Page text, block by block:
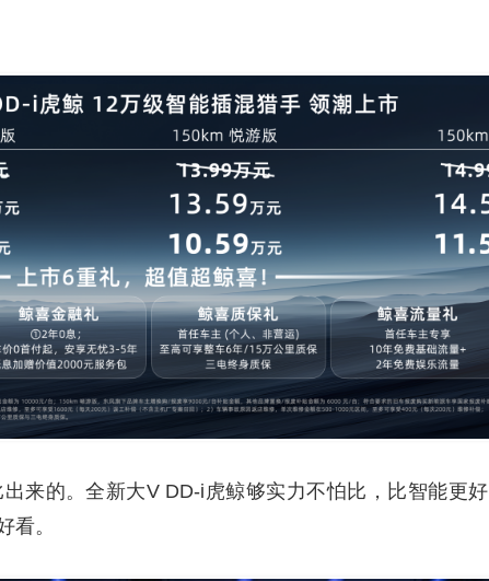
来的。全新大V DD-i虎鲸够实力不怕比，比智能更好
看。